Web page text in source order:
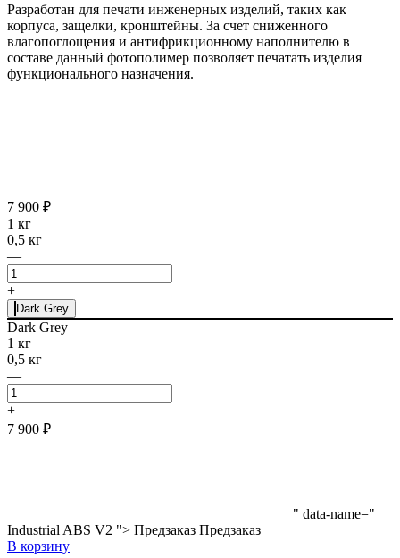
Разработан для печати инженерных изделий, таких как
корпуса, защелки, кронштейны. За счет сниженного
влагопоглощения и антифрикционному наполнителю в
составе данный фотополимер позволяет печатать изделия
функционального назначения.
7 900 ₽
1 кг
0,5 кг
—
+
Dark Grey
Dark Grey
1 кг
0,5 кг
—
+
7 900 ₽
" data-name="
Industrial ABS V2 "> Предзаказ Предзаказ
В корзину